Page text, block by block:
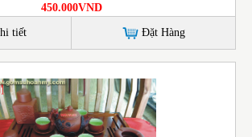
450.000VND
tiết Đặt Hàng